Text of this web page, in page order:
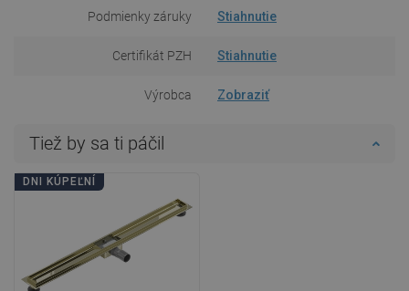
Podmienky záruky Stiahnutie
Certifikát PZH Stiahnutie
Výrobca Zobraziť
Tiež by sa ti páčil
DNI KÚPEĽNÍ